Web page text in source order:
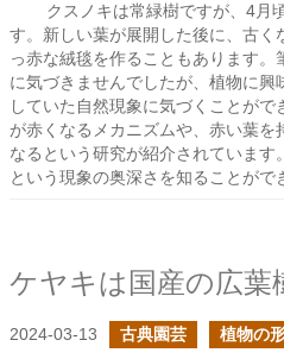
クスノキは常緑樹ですが、4月
す。新しい葉が展開した後に、古
っ赤な絨毯を作ることもあります
に気づきませんでしたが、植物に
していた自然現象に気づくことが
が赤くなるメカニズムや、赤い葉を
なるという研究が紹介されていま
という現象の奥深さを知ることがで
ケヤキは国産の広葉
2024-03-13 古典園芸 植物の